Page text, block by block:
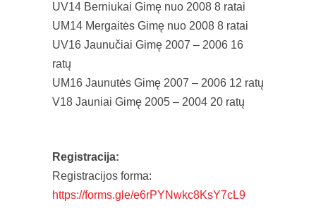
UV14 Berniukai Gimę nuo 2008 8 ratai
UM14 Mergaitės Gimę nuo 2008 8 ratai
UV16 Jaunučiai Gimę 2007 – 2006 16
ratų
UM16 Jaunutės Gimę 2007 – 2006 12 ratų
V18 Jauniai Gimę 2005 – 2004 20 ratų
Registracija:
Registracijos forma:
https://forms.gle/e6rPYNwkc8KsY7cL9